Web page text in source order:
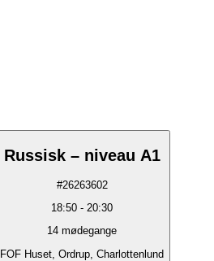
Russisk – niveau A1
#26263602
18:50 - 20:30
14 mødegange
FOF Huset, Ordrup, Charlottenlund